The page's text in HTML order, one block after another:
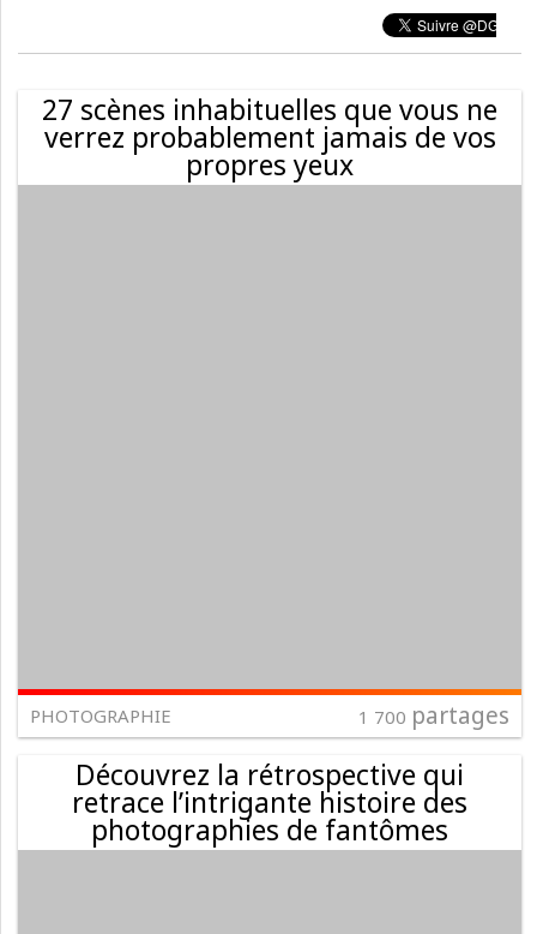
27 scènes inhabituelles que vous ne
verrez probablement jamais de vos
propres yeux
PHOTOGRAPHIE 1 700 partages
Découvrez la rétrospective qui
retrace l’intrigante histoire des
photographies de fantômes